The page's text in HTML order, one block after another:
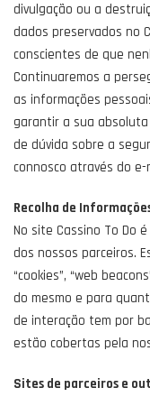
divulgação ou a
dados preservados no
conscientes de que
Continuaremos a
as informações
garantir a sua absoluta
de dúvida sobre a
connosco através do e-
Recolha de
No site Cassino To Do
dos nossos parceiros.
“cookies”, “web
do mesmo e para
de interação tem por
estão cobertas pela
Sites de parceiros e